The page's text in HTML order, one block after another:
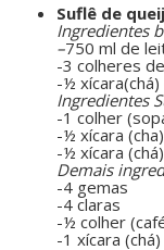
Suflê de
Ingredientes
–750 ml de
-3 colheres
-½
Ingredientes
-1 colher
-½ xícara
-½ xícara
Demais
-4 gemas
-4 claras
-½ colher
-1 xícara